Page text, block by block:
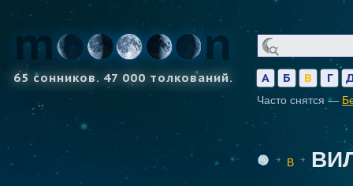
65 сонников. 47 000 толкований. А Б В Г
Часто снятся —
В